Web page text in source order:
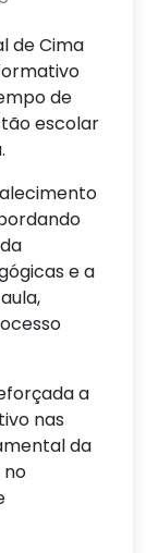
de Cima
de
escolar
e a
a
nas
da
no